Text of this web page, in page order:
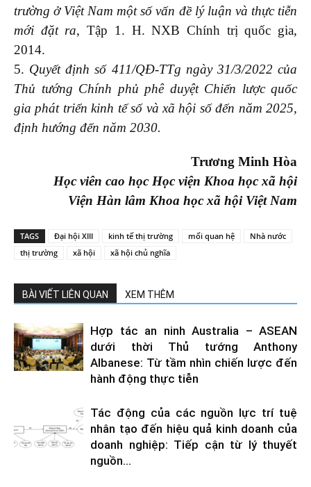
trường ở Việt Nam một số vấn đề lý luận và thực tiễn
mới đặt ra, Tập 1. H. NXB Chính trị quốc gia,
2014.
5. Quyết định số 411/QĐ-TTg ngày 31/3/2022 của
Thủ tướng Chính phủ phê duyệt Chiến lược quốc
gia phát triển kinh tế số và xã hội số đến năm 2025,
định hướng đến năm 2030.
Trương Minh Hòa
Học viên cao học Học viện Khoa học xã hội
Viện Hàn lâm Khoa học xã hội Việt Nam
TAGS Đại hội XIII kinh tế thị trường mối quan hệ
Nhà nước
thị trường
xã hội xã hội chủ nghĩa
BÀI VIẾT LIÊN QUAN XEM THÊM
Hợp tác an ninh Australia – ASEAN
dưới thời Thủ tướng Anthony
Albanese: Từ tầm nhìn chiến lược đến
hành động thực tiễn
Tác động của các nguồn lực trí tuệ
nhân tạo đến hiệu quả kinh doanh của
doanh nghiệp: Tiếp cận từ lý thuyết
nguồn...